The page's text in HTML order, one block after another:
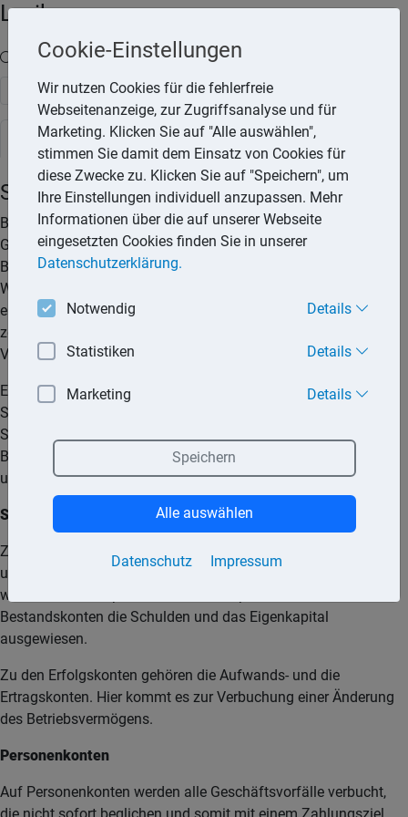
Lexika
Volltext-Suche in den Lexika
Suchen
Steuerlexikon
Sachkonten
Besteht eine Verpflichtung zur Buchführung (Ermittlung des
Gewinns durch Betriebsvermögensvergleich), muss bei
Beginn eines Handelsgewerbes und jährlich zum Ende des
Wirtschaftsjahres eine Bilanz aufgestellt werden. Die
einzelnen Bilanzpositionen werden danach in Konten
zergliedert und damit quasi im Jahresverlauf durch die
Verbuchung einzelner Geschäftsvorfälle fortgeschrieben.
Ein Konto besteht aus einer Soll-Seite und aus einer Haben-
Seite. Hierbei korrespondieren die Soll-Seite mit der Aktiv-
Seite der Bilanz und die Haben-Seite mit der Passiv-Seite der
Bilanz. Konten werden in Sachkonten und in Personenkonten
untergliedert.
Sachkonten
Zu den Sachkonten gehören Bestandskonten, Erfolgskonten
und gemischte Konten. Auf den aktiven Bestandskonten
werden die Besitzpositionen, auf den passiven
Bestandskonten die Schulden und das Eigenkapital
ausgewiesen.
Zu den Erfolgskonten gehören die Aufwands- und die
Ertragskonten. Hier kommt es zur Verbuchung einer Änderung
des Betriebsvermögens.
Personenkonten
Auf Personenkonten werden alle Geschäftsvorfälle verbucht,
Cookie-Einstellungen
Wir nutzen Cookies für die fehlerfreie
Webseitenanzeige, zur Zugriffsanalyse und für
Marketing. Klicken Sie auf "Alle auswählen",
stimmen Sie damit dem Einsatz von Cookies für
diese Zwecke zu. Klicken Sie auf "Speichern", um
Ihre Einstellungen individuell anzupassen. Mehr
Informationen über die auf unserer Webseite
eingesetzten Cookies finden Sie in unserer
Datenschutzerklärung.
Notwendig Details
Statistiken Details
Marketing Details
Datenschutz Impressum
Speichern
Alle auswählen